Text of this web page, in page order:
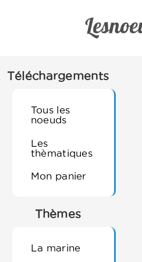
Téléchargements
Tous les
noeuds
Les
thèmatiques
Mon panier
Thèmes
La marine